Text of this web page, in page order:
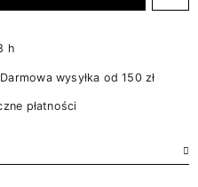
h
Darmowa wysyłka od 150 zł
płatności